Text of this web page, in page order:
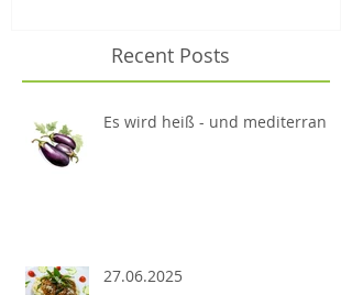
Recent Posts
Es wird heiß - und mediterran
27.06.2025